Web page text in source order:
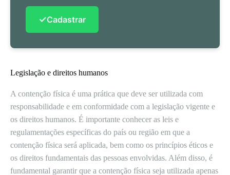
✓Cadastrar
Legislação e direitos humanos
A contenção física é uma prática que deve ser utilizada com
responsabilidade e em conformidade com a legislação vigente e
os direitos humanos. É importante conhecer as leis e
regulamentações específicas do país ou região em que a
contenção física será aplicada, bem como os princípios éticos e
os direitos fundamentais das pessoas envolvidas. Além disso, é
fundamental garantir que a contenção física seja utilizada apenas